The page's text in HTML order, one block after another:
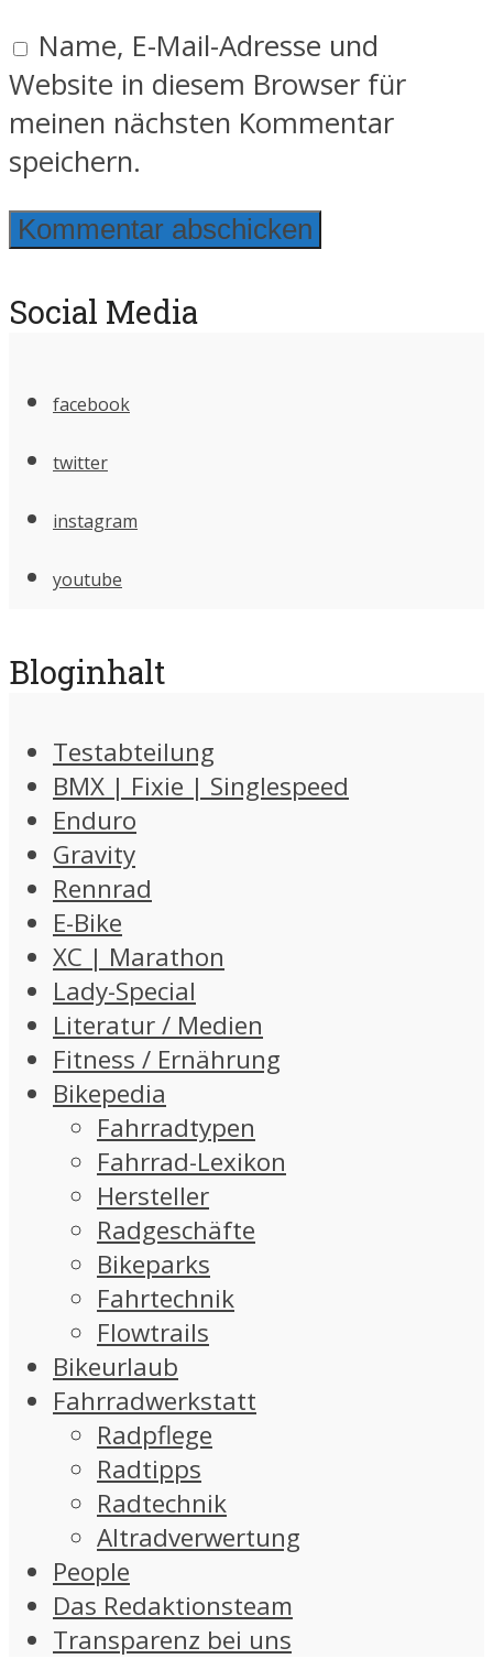
Name, E-Mail-Adresse und
Website in diesem Browser für
meinen nächsten Kommentar
speichern.
Social Media
facebook
twitter
instagram
youtube
Bloginhalt
Testabteilung
BMX | Fixie | Singlespeed
Enduro
Gravity
Rennrad
E-Bike
XC | Marathon
Lady-Special
Literatur / Medien
Fitness / Ernährung
Bikepedia
Fahrradtypen
Fahrrad-Lexikon
Hersteller
Radgeschäfte
Bikeparks
Fahrtechnik
Flowtrails
Bikeurlaub
Fahrradwerkstatt
Radpflege
Radtipps
Radtechnik
Altradverwertung
People
Das Redaktionsteam
Transparenz bei uns